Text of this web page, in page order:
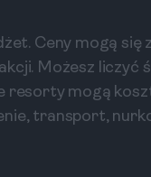
Ceny mogą się
Możesz liczyć
resorty mogą
transport,